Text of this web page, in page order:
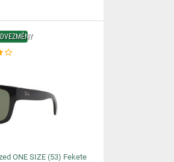
ONE SIZE (53) Fekete